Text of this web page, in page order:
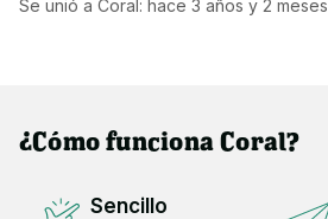
Se unió a Coral: hace 3 años y 2 meses
¿Cómo funciona Coral?
Sencillo